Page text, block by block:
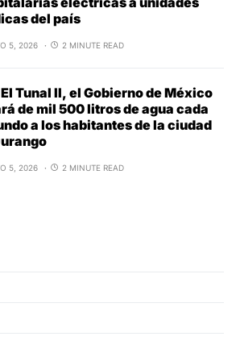
del país
5, 2026 2 MINUTE READ
Tunal II, el Gobierno de México
de mil 500 litros de agua cada
a los habitantes de la ciudad
5, 2026 2 MINUTE READ